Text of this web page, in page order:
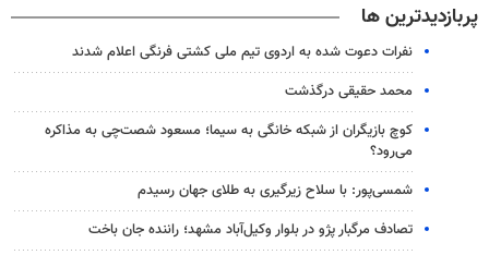
پربازدیدترین ها
نفرات دعوت شده به اردوی تیم ملی کشتی فرنگی اعلام شدند
محمد حقیقی درگذشت
کوچ بازیگران از شبکه خانگی به سیما؛ مسعود شصت‌چی به مذاکره
می‌رود؟
شمسی‌پور: با سلاح زیرگیری به طلای جهان رسیدم
تصادف مرگبار پژو در بلوار وکیل‌آباد مشهد؛ راننده جان باخت